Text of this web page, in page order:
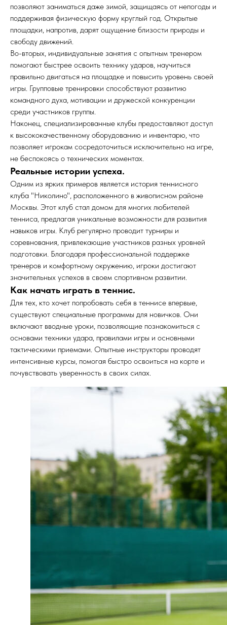
позволяют заниматься даже зимой, защищаясь от непогоды и
поддерживая физическую форму круглый год. Открытые
площадки, напротив, дарят ощущение близости природы и
свободу движений.
Во-вторых, индивидуальные занятия с опытным тренером
помогают быстрее освоить технику ударов, научиться
правильно двигаться на площадке и повысить уровень своей
игры. Групповые тренировки способствуют развитию
командного духа, мотивации и дружеской конкуренции
среди участников группы.
Наконец, специализированные клубы предоставляют доступ
к высококачественному оборудованию и инвентарю, что
позволяет игрокам сосредоточиться исключительно на игре,
не беспокоясь о технических моментах.
Реальные истории успеха.
Одним из ярких примеров является история теннисного
клуба "Николино", расположенного в живописном районе
Москвы. Этот клуб стал домом для многих любителей
тенниса, предлагая уникальные возможности для развития
навыков игры. Клуб регулярно проводит турниры и
соревнования, привлекающие участников разных уровней
подготовки. Благодаря профессиональной поддержке
тренеров и комфортному окружению, игроки достигают
значительных успехов в своем спортивном развитии.
Как начать играть в теннис.
Для тех, кто хочет попробовать себя в теннисе впервые,
существуют специальные программы для новичков. Они
включают вводные уроки, позволяющие познакомиться с
основами техники удара, правилами игры и основными
тактическими приемами. Опытные инструкторы проводят
интенсивные курсы, помогая быстро освоиться на корте и
почувствовать уверенность в своих силах.